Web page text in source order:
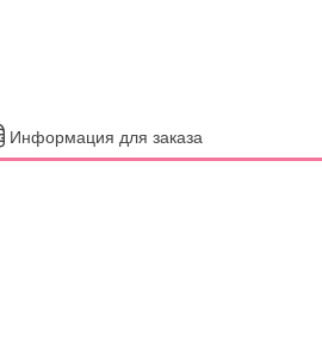
Информация для заказа